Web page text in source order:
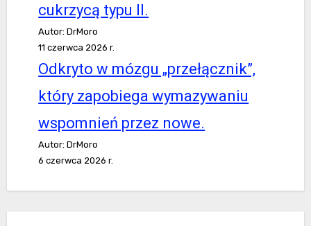
cukrzycą typu II.
Autor: DrMoro
11 czerwca 2026 r.
Odkryto w mózgu „przełącznik”,
który zapobiega wymazywaniu
wspomnień przez nowe.
Autor: DrMoro
6 czerwca 2026 r.